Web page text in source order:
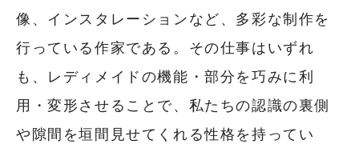
像、インスタレーションなど、多彩な制作を
行っている作家である。その仕事はいずれ
も、レディメイドの機能・部分を巧みに利
用・変形させることで、私たちの認識の裏側
や隙間を垣間見せてくれる性格を持ってい